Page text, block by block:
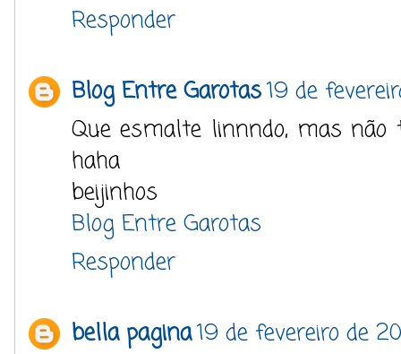
Responder
Blog Entre Garotas19 de
Que esmalte linnndo, mas não
haha
beijinhos
Blog Entre Garotas
Responder
bella pagina19 de fevereiro de